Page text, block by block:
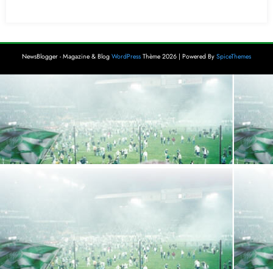
NewsBlogger - Magazine & Blog WordPress Thème 2026 | Powered By SpiceThemes